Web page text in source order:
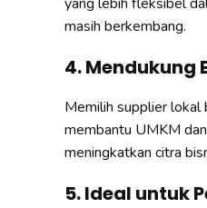
masih berkembang.
4. Mendukung
Memilih supplier lokal
membantu UMKM
meningkatkan citra
5. Ideal untuk